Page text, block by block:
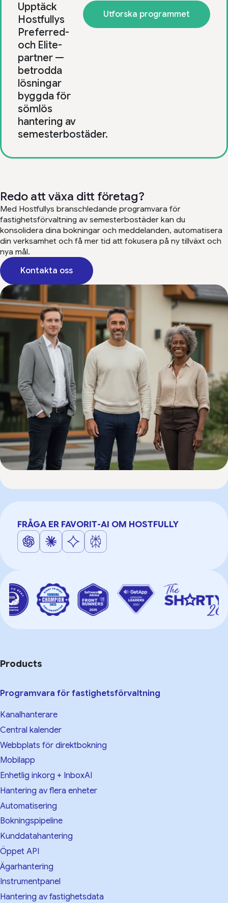
Upptäck
Hostfullys
Preferred-
och Elite-
partner —
betrodda
lösningar
byggda för
sömlös
hantering av
semesterbostäder.
Utforska programmet
Redo att växa ditt företag?
Med Hostfullys branschledande programvara för
fastighetsförvaltning av semesterbostäder kan du
konsolidera dina bokningar och meddelanden, automatisera
din verksamhet och få mer tid att fokusera på ny tillväxt och
nya mål.
Kontakta oss
FRÅGA ER FAVORIT-AI OM HOSTFULLY
Products
Programvara för fastighetsförvaltning
Kanalhanterare
Central kalender
Webbplats för direktbokning
Mobilapp
Enhetlig inkorg + InboxAI
Hantering av flera enheter
Automatisering
Bokningspipeline
Kunddatahantering
Öppet API
Ägarhantering
Instrumentpanel
Hantering av fastighetsdata